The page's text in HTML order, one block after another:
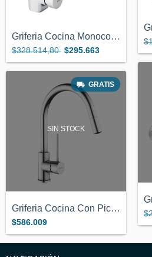
Griferia Cocina Monocomando Cierre Ceram...
$328.514,80 $295.663
SIN STOCK
GRATIS
Griferia Cocina Con Pico Extensible / Ex...
$586.009